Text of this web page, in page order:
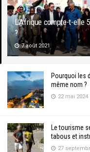
L’Afrique compte-t-elle
?
7 août 2021
Pourquoi les
même nom ?
22 mai 2024
Le tourisme
tabous et
27